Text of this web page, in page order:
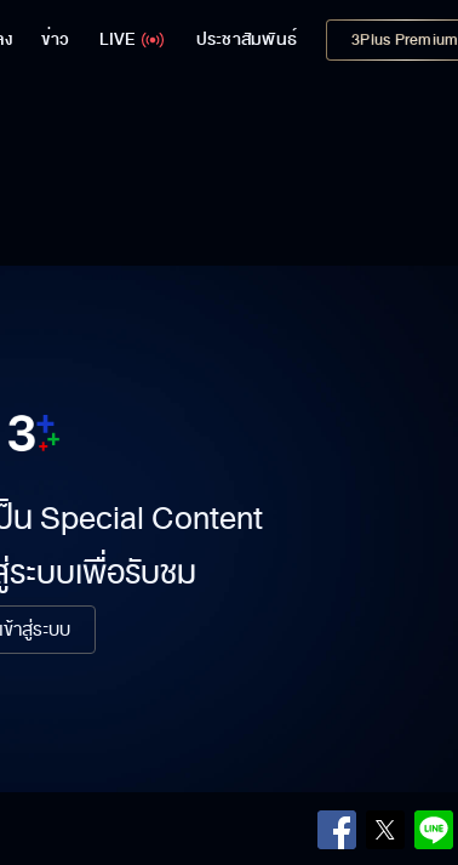
ข่าว LIVE ประชาสัมพันธ์ 3Plus Premium
น Special Content
ะบบเพื่อรับชม
เข้าสู่ระบบ